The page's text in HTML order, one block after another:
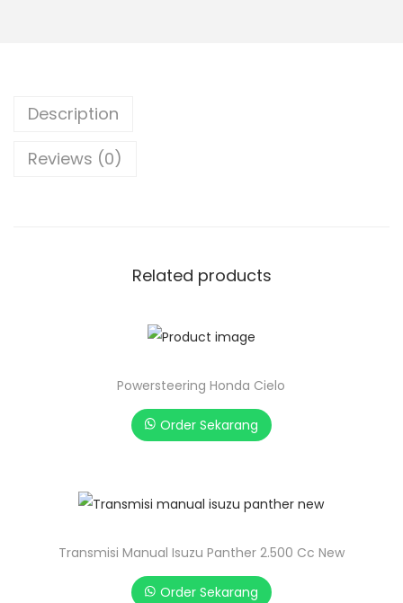
Description
Reviews (0)
Related products
Powersteering Honda Cielo
Order Sekarang
Transmisi Manual Isuzu Panther 2.500 Cc New
Order Sekarang